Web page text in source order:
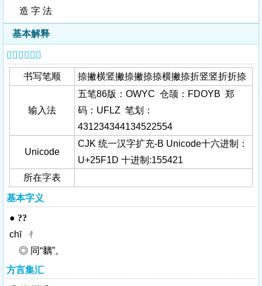
造 字 法
基本解释
𥼝字基本信息
书写笔顺 捺撇横竖撇捺撇捺捺横撇捺折竖竖折折捺
输入法
五笔86版：OWYC 仓颉：FDOYB 郑
码：UFLZ 笔划：
431234344134522554
Unicode
CJK 统一汉字扩充-B Unicode十六进制：
U+25F1D 十进制:155421
所在字表
基本字义
● ??
chī ㄔ
◎ 同“黐”。
方言集汇